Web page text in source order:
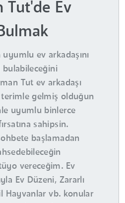
Tut'de Ev
ev arkadaşını
bulabileceğini
Tut ev arkadaşı
gelmiş olduğun
uyumlu binlerce
sahipsin.
başlamadan
vereceğim. Ev
Ev Düzeni, Zararlı
Hayvanlar vb. konular